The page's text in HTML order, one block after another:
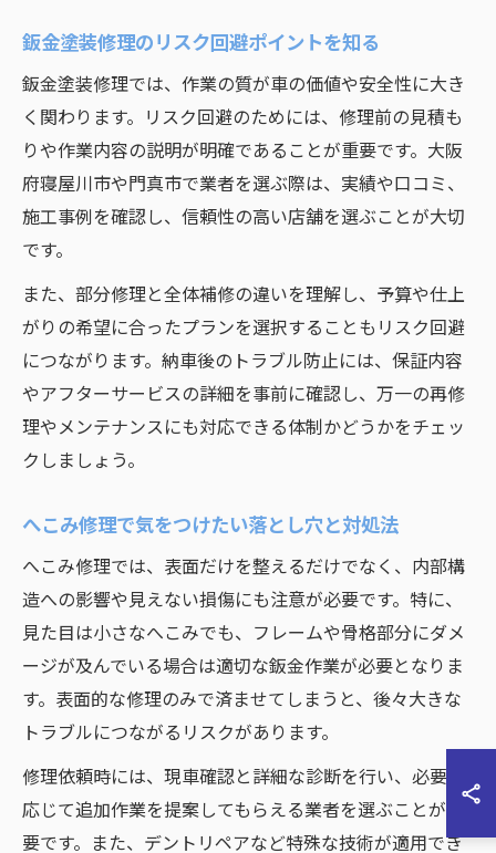
鈑金塗装修理のリスク回避ポイントを知る
鈑金塗装修理では、作業の質が車の価値や安全性に大き
く関わります。リスク回避のためには、修理前の見積も
りや作業内容の説明が明確であることが重要です。大阪
府寝屋川市や門真市で業者を選ぶ際は、実績や口コミ、
施工事例を確認し、信頼性の高い店舗を選ぶことが大切
です。
また、部分修理と全体補修の違いを理解し、予算や仕上
がりの希望に合ったプランを選択することもリスク回避
につながります。納車後のトラブル防止には、保証内容
やアフターサービスの詳細を事前に確認し、万一の再修
理やメンテナンスにも対応できる体制かどうかをチェッ
クしましょう。
へこみ修理で気をつけたい落とし穴と対処法
へこみ修理では、表面だけを整えるだけでなく、内部構
造への影響や見えない損傷にも注意が必要です。特に、
見た目は小さなへこみでも、フレームや骨格部分にダメ
ージが及んでいる場合は適切な鈑金作業が必要となりま
す。表面的な修理のみで済ませてしまうと、後々大きな
トラブルにつながるリスクがあります。
修理依頼時には、現車確認と詳細な診断を行い、必要に
応じて追加作業を提案してもらえる業者を選ぶことが重
要です。また、デントリペアなど特殊な技術が適用でき